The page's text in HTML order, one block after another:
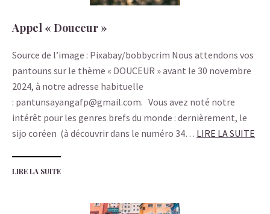
Appel « Douceur »
Source de l’image : Pixabay/bobbycrim Nous attendons vos
pantouns sur le thème « DOUCEUR » avant le 30 novembre
2024, à notre adresse habituelle
: pantunsayangafp@gmail.com. Vous avez noté notre
intérêt pour les genres brefs du monde : dernièrement, le
sijo coréen (à découvrir dans le numéro 34… LIRE LA SUITE
LIRE LA SUITE